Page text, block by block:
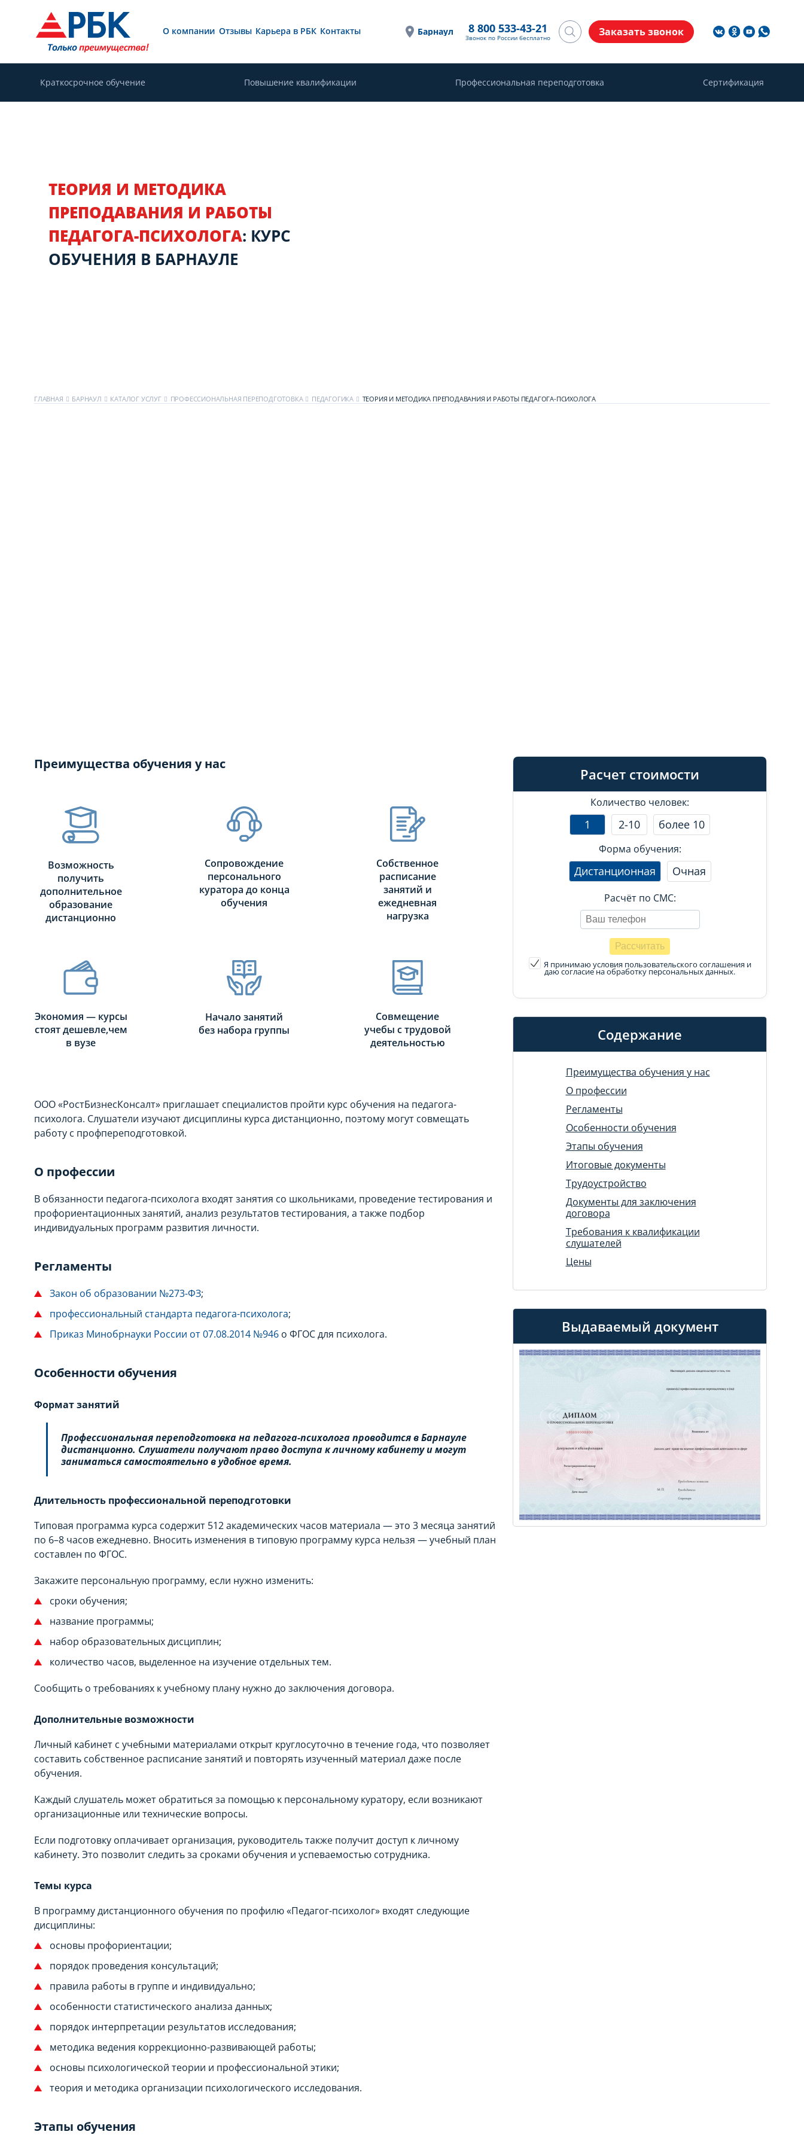
ТЕОРИЯ И МЕТОДИКА
ПРЕПОДАВАНИЯ И РАБОТЫ
ПЕДАГОГА-ПСИХОЛОГА: КУРС
ОБУЧЕНИЯ В БАРНАУЛЕ
ГЛАВНАЯ БАРНАУЛ КАТАЛОГ УСЛУГ ПРОФЕССИОНАЛЬНАЯ ПЕРЕПОДГОТОВКА ПЕДАГОГИКА ТЕОРИЯ И МЕТОДИКА ПРЕПОДАВАНИЯ И РАБОТЫ ПЕДАГОГА-ПСИХОЛОГА
Расчет стоимости
Количество человек:
1 2-10 более 10
Форма обучения:
Дистанционная Очная
Расчёт по СМС:
Я принимаю условия пользовательского соглашения и
даю согласие на обработку персональных данных.
Содержание
Преимущества обучения у нас
О профессии
Регламенты
Особенности обучения
Этапы обучения
Итоговые документы
Трудоустройство
Документы для заключения
договора
Требования к квалификации
слушателей
Цены
Выдаваемый документ
Преимущества обучения у нас
Возможность
получить
дополнительное
образование
дистанционно
Сопровождение
персонального
куратора до конца
обучения
Собственное
расписание
занятий и
ежедневная
нагрузка
Экономия — курсы
стоят дешевле,чем
в вузе
Начало занятий
без набора группы
Совмещение
учебы с трудовой
деятельностью
ООО «РостБизнесКонсалт» приглашает специалистов пройти курс обучения на педагога-
психолога. Слушатели изучают дисциплины курса дистанционно, поэтому могут совмещать
работу с профпереподготовкой.
О профессии
В обязанности педагога-психолога входят занятия со школьниками, проведение тестирования и
профориентационных занятий, анализ результатов тестирования, а также подбор
индивидуальных программ развития личности.
Регламенты
Закон об образовании №273-ФЗ;
профессиональный стандарта педагога-психолога;
Приказ Минобрнауки России от 07.08.2014 №946 о ФГОС для психолога.
Особенности обучения
Формат занятий
Профессиональная переподготовка на педагога-психолога проводится в Барнауле
дистанционно. Слушатели получают право доступа к личному кабинету и могут
заниматься самостоятельно в удобное время.
Длительность профессиональной переподготовки
Типовая программа курса содержит 512 академических часов материала — это 3 месяца занятий
по 6–8 часов ежедневно. Вносить изменения в типовую программу курса нельзя — учебный план
составлен по ФГОС.
Закажите персональную программу, если нужно изменить:
сроки обучения;
название программы;
набор образовательных дисциплин;
количество часов, выделенное на изучение отдельных тем.
Сообщить о требованиях к учебному плану нужно до заключения договора.
Дополнительные возможности
Личный кабинет с учебными материалами открыт круглосуточно в течение года, что позволяет
составить собственное расписание занятий и повторять изученный материал даже после
обучения.
Каждый слушатель может обратиться за помощью к персональному куратору, если возникают
организационные или технические вопросы.
Если подготовку оплачивает организация, руководитель также получит доступ к личному
кабинету. Это позволит следить за сроками обучения и успеваемостью сотрудника.
Темы курса
В программу дистанционного обучения по профилю «Педагог-психолог» входят следующие
дисциплины:
основы профориентации;
порядок проведения консультаций;
правила работы в группе и индивидуально;
особенности статистического анализа данных;
порядок интерпретации результатов исследования;
методика ведения коррекционно-развивающей работы;
основы психологической теории и профессиональной этики;
теория и методика организации психологического исследования.
Этапы обучения
О компании Отзывы Карьера в РБК Контакты Барнаул 8 800 533-43-21
Звонок по России бесплатно Заказать звонок
Краткосрочное обучение Повышение квалификации Профессиональная переподготовка Сертификация